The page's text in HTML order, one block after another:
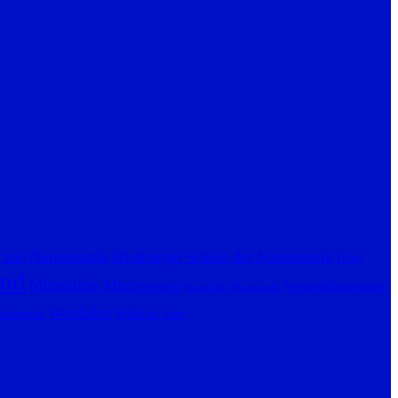
zur Numismatik Hamburger Schule der Numismatik Hans
Münzstätte Münzwesen Niederelbe Niederlande Norderdithmarschen
Westfalen Wilhelm Jesse